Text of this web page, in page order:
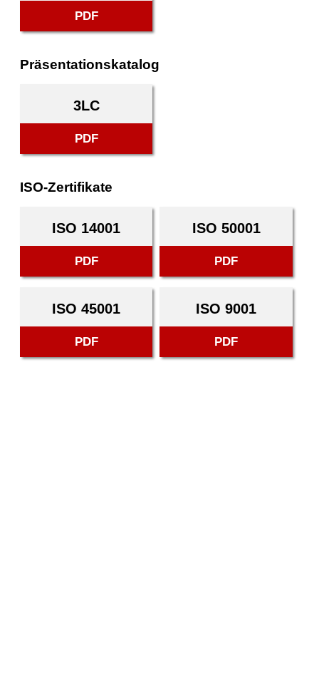
PDF
Präsentationskatalog
3LC
PDF
ISO-Zertifikate
ISO 14001
PDF
ISO 50001
PDF
ISO 45001
PDF
ISO 9001
PDF